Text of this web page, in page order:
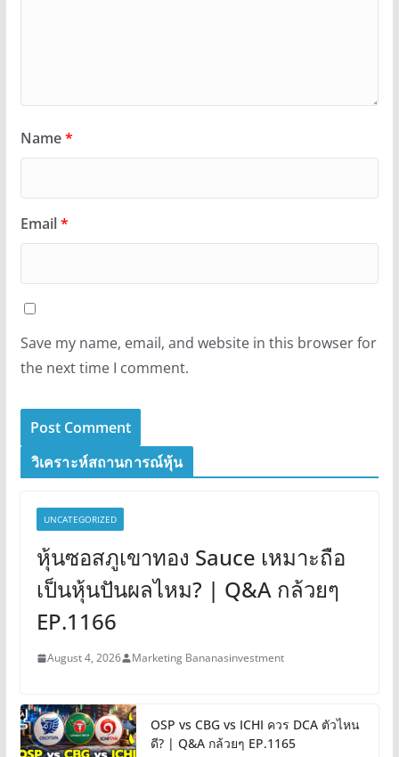
Name*
Email*
Save my name, email, and website in this browser for
the next time I comment.
วิเคราะห์สถานการณ์หุ้น
UNCATEGORIZED
หุ้นซอสภูเขาทอง Sauce เหมาะถือ
เป็นหุ้นปันผลไหม? | Q&A กล้วยๆ
EP.1166
August 4, 2026 Marketing Bananasinvestment
OSP vs CBG vs ICHI ควร DCA ตัวไหน
ดี? | Q&A กล้วยๆ EP.1165